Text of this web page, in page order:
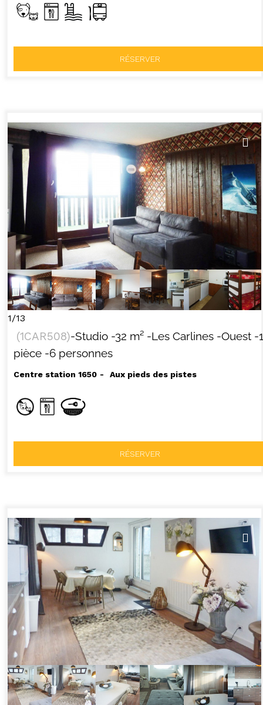
RÉSERVER
1/13
(1CAR508)-Studio -32 m² -Les Carlines -Ouest -1
pièce -6 personnes
Centre station 1650 Aux pieds des pistes
RÉSERVER